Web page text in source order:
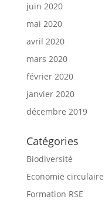
juin 2020
mai 2020
avril 2020
mars 2020
février 2020
janvier 2020
décembre 2019
Catégories
Biodiversité
Economie circulaire
Formation RSE